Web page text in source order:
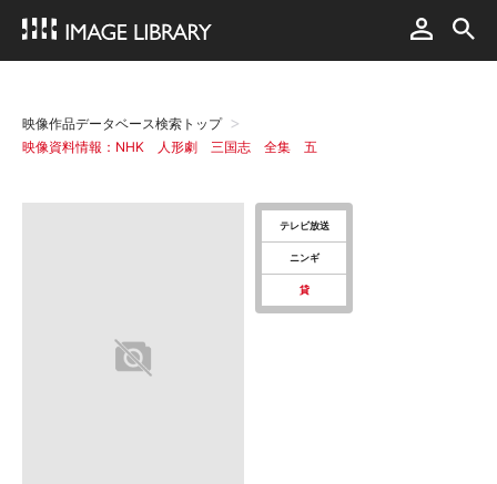
映像作品データベース検索トップ
映像資料情報：NHK 人形劇 三国志 全集 五
テレビ放送
ニンギ
貸